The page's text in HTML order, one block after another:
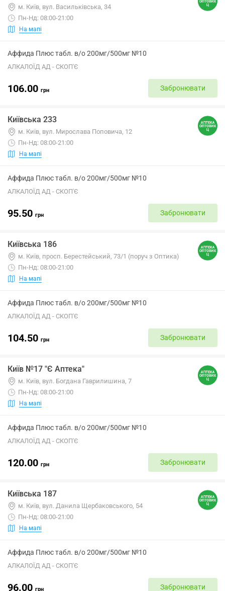
м. Київ, вул. Васильківська, 34
Пн-Нд: 08:00-21:00
На мапі
Аффида Плюс табл. в/о 200мг/500мг №10
АЛКАЛОЇД АД - СКОП'Є
106.00 грн Забронювати
Київська 233
м. Київ, вул. Мирослава Поповича, 12
Пн-Нд: 08:00-21:00
На мапі
Аффида Плюс табл. в/о 200мг/500мг №10
АЛКАЛОЇД АД - СКОП'Є
95.50 грн Забронювати
Київська 186
м. Київ, просп. Берестейський, 73/1 (поруч з Оптика)
Пн-Нд: 08:00-21:00
На мапі
Аффида Плюс табл. в/о 200мг/500мг №10
АЛКАЛОЇД АД - СКОП'Є
104.50 грн Забронювати
Київ №17 "Є Аптека"
м. Київ, вул. Богдана Гаврилишина, 7
Пн-Нд: 08:00-21:00
На мапі
Аффида Плюс табл. в/о 200мг/500мг №10
АЛКАЛОЇД АД - СКОП'Є
120.00 грн Забронювати
Київська 187
м. Київ, вул. Данила Щербаковського, 54
Пн-Нд: 08:00-21:00
На мапі
Аффида Плюс табл. в/о 200мг/500мг №10
АЛКАЛОЇД АД - СКОП'Є
96.00 грн Забронювати